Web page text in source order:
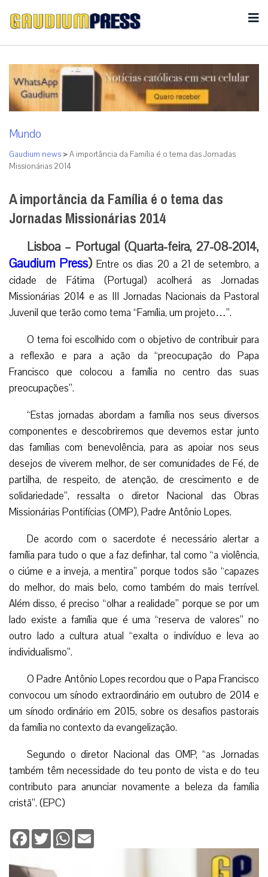
Mundo
Gaudium news >A importância da Família é o tema das Jornadas
Missionárias 2014
A importância da Família é o tema das
Jornadas Missionárias 2014
Lisboa – Portugal (Quarta-feira, 27-08-2014,
Gaudium Press)Entre os dias 20 a 21 de setembro, a
cidade de Fátima (Portugal) acolherá as Jornadas
Missionárias 2014 e as III Jornadas Nacionais da Pastoral
Juvenil que terão como tema “Família, um projeto…”.
O tema foi escolhido com o objetivo de contribuir para
a reflexão e para a ação da “preocupação do Papa
Francisco que colocou a família no centro das suas
preocupações”.
“Estas jornadas abordam a família nos seus diversos
componentes e descobriremos que devemos estar junto
das famílias com benevolência, para as apoiar nos seus
desejos de viverem melhor, de ser comunidades de Fé, de
partilha, de respeito, de atenção, de crescimento e de
solidariedade”, ressalta o diretor Nacional das Obras
Missionárias Pontifícias (OMP), Padre Antônio Lopes.
De acordo com o sacerdote é necessário alertar a
família para tudo o que a faz definhar, tal como “a violência,
o ciúme e a inveja, a mentira” porque todos são “capazes
do melhor, do mais belo, como também do mais terrível.
Além disso, é preciso “olhar a realidade” porque se por um
lado existe a família que é uma “reserva de valores” no
outro lado a cultura atual “exalta o indivíduo e leva ao
individualismo”.
O Padre Antônio Lopes recordou que o Papa Francisco
convocou um sínodo extraordinário em outubro de 2014 e
um sínodo ordinário em 2015, sobre os desafios pastorais
da família no contexto da evangelização.
Segundo o diretor Nacional das OMP, “as Jornadas
também têm necessidade do teu ponto de vista e do teu
contributo para anunciar novamente a beleza da família
cristã”. (EPC)
Facebook
TwitterWhatsApp